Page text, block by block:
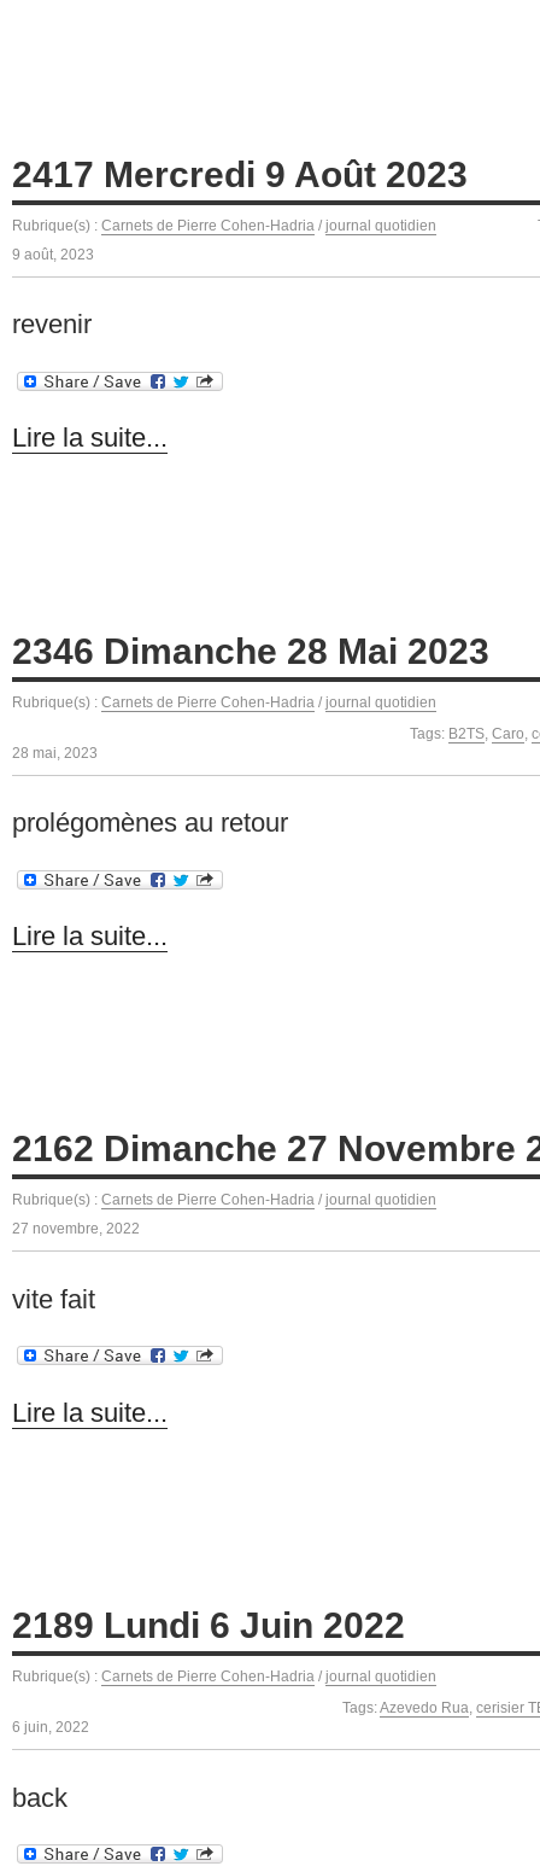
2417 Mercredi 9 Août 2023
Rubrique(s) : Carnets de Pierre Cohen-Hadria / journal quotidien
9 août, 2023
revenir
Lire la suite...
2346 Dimanche 28 Mai 2023
Rubrique(s) : Carnets de Pierre Cohen-Hadria / journal quotidien
Tags: B2TS Caro
28 mai, 2023
prolégomènes au retour
Lire la suite...
2162 Dimanche 27 Novembre
Rubrique(s) : Carnets de Pierre Cohen-Hadria / journal quotidien
27 novembre, 2022
vite fait
Lire la suite...
2189 Lundi 6 Juin 2022
Rubrique(s) : Carnets de Pierre Cohen-Hadria / journal quotidien
Tags:Azevedo Rua, cerisier
6 juin, 2022
back